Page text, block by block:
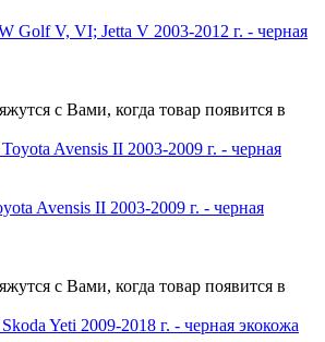
Golf V, VI; Jetta V 2003-2012 г. - черная
с Вами, когда товар появится в
Avensis II 2003-2009 г. - черная
с Вами, когда товар появится в